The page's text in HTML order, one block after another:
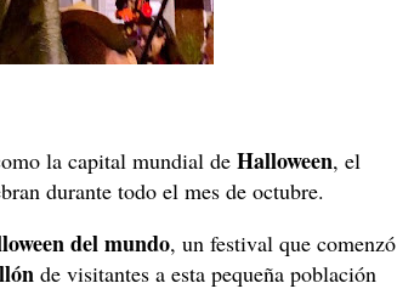
la capital mundial de Halloween, el
durante todo el mes de octubre.
del mundo, un festival que comenzó
de visitantes a esta pequeña población